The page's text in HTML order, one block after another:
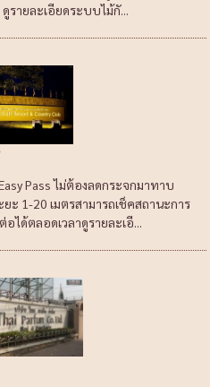
รายละเอียดระบบไม้กั...
Pass ไม่ต้องลดกระจกมาทาบ
1-20 เมตรสามารถเช็คสถานะการ
ได้ตลอดเวลาดูรายละเอี...